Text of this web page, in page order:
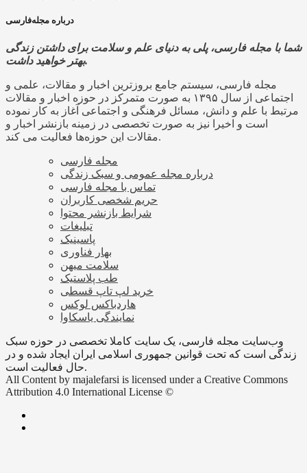
درباره مجله‌فارسی
شما با مجله فارسی، پلی به دنیای علم و سلامت برای داشتن زندگی
بهتر خواهید داشت.
مجله فارسی، سیستم جامع بروزترین اخبار و مقالات، علمی و
اجتماعی از سال ۱۳۹۵ به صورت متمرکز در حوزه اخبار و مقالات
مرتبط با علم و دانش، مسائل فرهنگی و اجتماعی آغاز به کار نموده
است و اخیرا نیز به صورت تخصصی در زمینه بازنشر اخبار و
مقالات این حوزه‌ها فعالیت می کند.
مجله فارسی
درباره مجله عمومی و سبک زندگی
تماس با مجله فارسی
حریم شخصی کاربران
شرایط بازنشر محتوا
تبلیغات
پاسینیک
بهار فناوری
سلامت میهن
طب پلاستیک
خرید لپ تاپ قسطی
هاردباکس لوکس
نمایندگی یاسکاوا
وب‌سایت مجله فارسی، یک سایت کاملا تخصصی در حوزه سبک
زندگی است که تحت قوانین جمهوری اسلامی ایران ایجاد شده و در
حال فعالیت است.
All Content by majalefarsi is licensed under a Creative Commons
Attribution 4.0 International License ©️